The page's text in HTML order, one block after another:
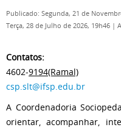
Publicado: Segunda, 21 de
Terça, 28 de Julho de 2026, 19h46 |
Contatos:
4602-9194(Ramal)
csp.slt@ifsp.edu.br
A Coordenadoria
orientar, acompanhar,